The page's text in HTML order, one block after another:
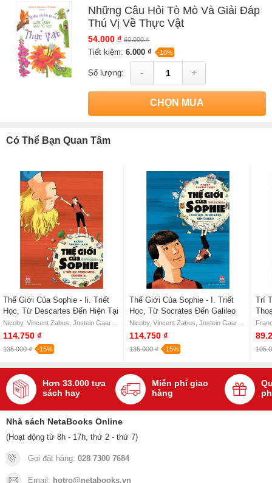
Những Câu Hỏi Tò Mò Và Giải Đáp
Thú Vị Về Thực Vật
54.000 ₫ 60.000 ₫
Tiết kiệm:6.000 ₫ -10%
Số lượng: - +
CHỌN MUA
Có Thể Bạn Quan Tâm
Thế Giới Của Sophie - Ii. Triết
Học, Từ Descartes Đến Hiện Tại
114.750 ₫
135.000 ₫ -15%
Thế Giới Của Sophie - I. Triết
Học, Từ Socrates Đến Galileo
114.750 ₫
135.000 ₫ -15%
Trí
Hơn 33.000 tựa
sách hay
Miễn phí giao
hàng
Nhà sách NetaBooks Online
(Hoạt động từ 8h - 17h, thứ 2 - thứ 7)
Gọi đặt hàng: 028 7300 7684
Email: hotro@netabooks.vn